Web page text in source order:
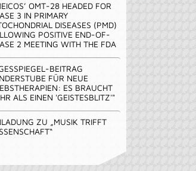
OMT-28 HEADED FOR
3 IN PRIMARY
DISEASES (PMD)
POSITIVE END-OF-
2 MEETING WITH THE FDA
BEITRAG
FÜR NEUE
ES BRAUCHT
ALS EINEN 'GEISTESBLITZ'"
ZU „MUSIK TRIFFT